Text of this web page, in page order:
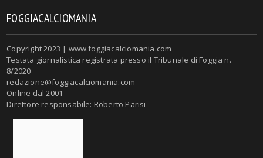
FOGGIACALCIOMANIA
Copyright 2023 | www.foggiacalciomania.com
Testata giornalistica registrata presso il Tribunale di Foggia n.
8/2020
redazione@foggiacalciomania.com
Online dal 2001
Direttore responsabile: Roberto Parisi